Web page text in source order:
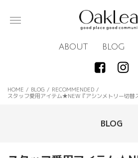
ABOUT BLOG
HOME / BLOG / RECOMMENDED /
スタッフ愛用アイテム★NEW『アシンメトリー切替
BLOG